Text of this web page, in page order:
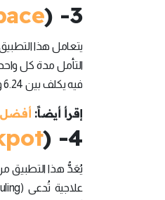
3- (
يتعامل هذا
فيه يكلف بين 6.24 و12.95 دولاراً في الشهر.
إقرأ أيضاً: أفضل 10 تطبيقات للرسم والتلوين تعمل على أنظمة أندرويد وأيفون
4- (
يُعَدُّ هذا التطبيق